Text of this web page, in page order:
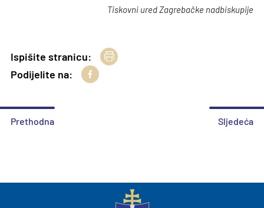
Tiskovni ured Zagrebačke nadbiskupije
Ispišite stranicu:
Podijelite na:
Prethodna Sljedeća